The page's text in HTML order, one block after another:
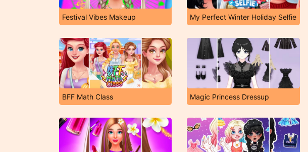
Festival Vibes Makeup My Perfect Winter Holiday Selfie
BFF Math Class Magic Princess Dressup